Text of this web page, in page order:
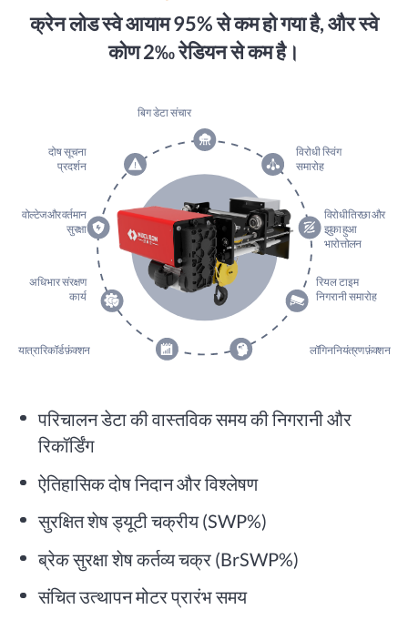
क्रेन लोड स्वे आयाम 95% से कम हो गया है, और स्वे
कोण 2‰ रेडियन से कम है।
बिग डेटा संचार
विरोधी स्विंग
समारोह
विरोधी तिरछा और
झुका हुआ
भारोत्तोलन
रियल टाइम
निगरानी समारोह
लॉगिन नियंत्रण फ़ंक्शन
यात्रा रिकॉर्ड फ़ंक्शन
अधिभार संरक्षण
कार्य
वोल्टेज और वर्तमान
सुरक्षा
दोष सूचना
प्रदर्शन
परिचालन डेटा की वास्तविक समय की निगरानी और
रिकॉर्डिंग
ऐतिहासिक दोष निदान और विश्लेषण
सुरक्षित शेष ड्यूटी चक्रीय (SWP%)
ब्रेक सुरक्षा शेष कर्तव्य चक्र (BrSWP%)
संचित उत्थापन मोटर प्रारंभ समय